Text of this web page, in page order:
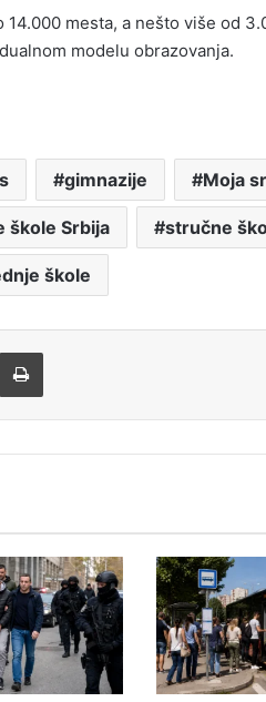
mesta, a nešto više od
modelu obrazovanja.
gimnazije Moja
škole Srbija stručne
škole